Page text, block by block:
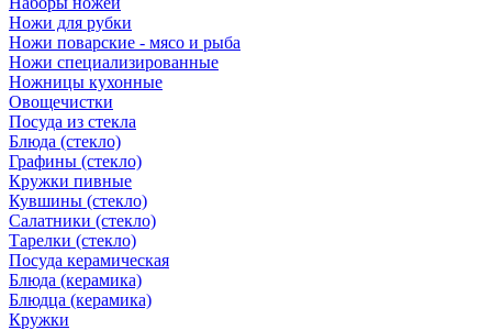
Ножи для рубки
Ножи поварские - мясо и рыба
Ножи специализированные
Ножницы кухонные
Овощечистки
Посуда из стекла
Блюда (стекло)
Графины (стекло)
Кружки пивные
Кувшины (стекло)
Салатники (стекло)
Тарелки (стекло)
Посуда керамическая
Блюда (керамика)
Блюдца (керамика)
Кружки